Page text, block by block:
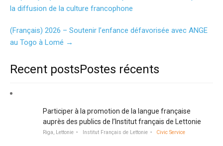
la diffusion de la culture francophone
(Français) 2026 – Soutenir l’enfance défavorisée avec ANGE
au Togo à Lomé →
Recent postsPostes récents
Participer à la promotion de la langue française
auprès des publics de l’Institut français de Lettonie
Riga, Lettonie Institut Français de Lettonie Civic Service